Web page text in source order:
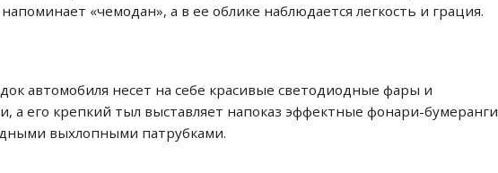
«чемодан», а в ее облике наблюдается легкость и грация.
автомобиля несет на себе красивые светодиодные фары и
его крепкий тыл выставляет напоказ эффектные фонари-бумеранги
выхлопными патрубками.